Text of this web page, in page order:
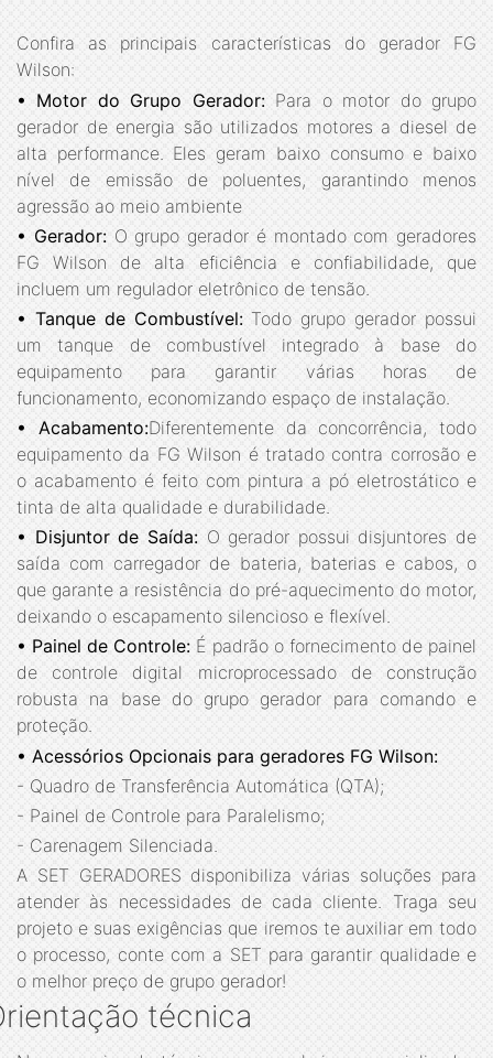
Confira as principais características do gerador FG
Wilson:
• Motor do Grupo Gerador:Para o motor do grupo
gerador de energia são utilizados motores a diesel de
alta performance. Eles geram baixo consumo e baixo
nível de emissão de poluentes, garantindo menos
agressão ao meio ambiente
• Gerador:O grupo gerador é montado com geradores
FG Wilson de alta eficiência e confiabilidade, que
incluem um regulador eletrônico de tensão.
• Tanque de Combustível:Todo grupo gerador possui
um tanque de combustível integrado à base do
equipamento para garantir várias horas de
funcionamento, economizando espaço de instalação.
• Acabamento:Diferentemente da concorrência, todo
equipamento da FG Wilson é tratado contra corrosão e
o acabamento é feito com pintura a pó eletrostático e
tinta de alta qualidade e durabilidade.
• Disjuntor de Saída:O gerador possui disjuntores de
saída com carregador de bateria, baterias e cabos, o
que garante a resistência do pré-aquecimento do motor,
deixando o escapamento silencioso e flexível.
• Painel de Controle: É padrão o fornecimento de painel
de controle digital microprocessado de construção
robusta na base do grupo gerador para comando e
proteção.
• Acessórios Opcionais para geradores FG Wilson:
- Quadro de Transferência Automática (QTA);
- Painel de Controle para Paralelismo;
- Carenagem Silenciada.
A SET GERADORES disponibiliza várias soluções para
atender às necessidades de cada cliente. Traga seu
projeto e suas exigências que iremos te auxiliar em todo
o processo, conte com a SET para garantir qualidade e
o melhor preço de grupo gerador!
técnica